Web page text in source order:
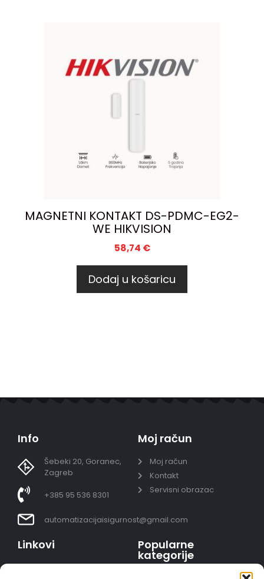
MAGNETNI KONTAKT DS-PDMC-EG2-
WE HIKVISION
58,74 €
Dodaj u košaricu
Info
Šebeki 20, Goranec,
Zagreb
+385 95 536 8301
automatizacijaisigurnost@gmail.com
Moj račun
Moj račun
Kontakt
Servisni obrazac
Linkovi Popularne
kategorije